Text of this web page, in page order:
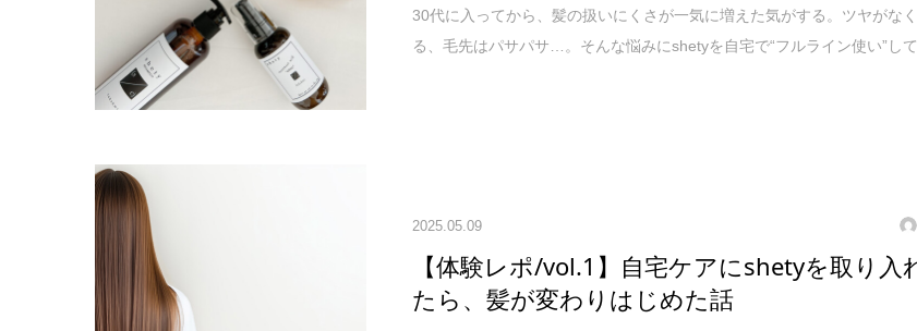
30代に入ってから、髪の扱いにくさが一気に増えた気がする。ツヤがな
る、毛先はパサパサ…。そんな悩みにshetyを自宅で“フルライン使い”して
2025.05.09
【体験レポ/vol.1】自宅ケアにshetyを取り入
たら、髪が変わりはじめた話